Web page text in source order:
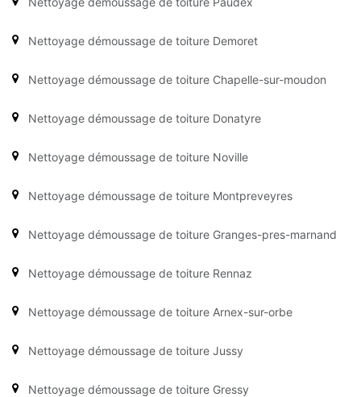
Nettoyage démoussage de toiture Demoret
Nettoyage démoussage de toiture Chapelle-sur-moudon
Nettoyage démoussage de toiture Donatyre
Nettoyage démoussage de toiture Noville
Nettoyage démoussage de toiture Montpreveyres
Nettoyage démoussage de toiture Granges-pres-marnand
Nettoyage démoussage de toiture Rennaz
Nettoyage démoussage de toiture Arnex-sur-orbe
Nettoyage démoussage de toiture Jussy
Nettoyage démoussage de toiture Gressy